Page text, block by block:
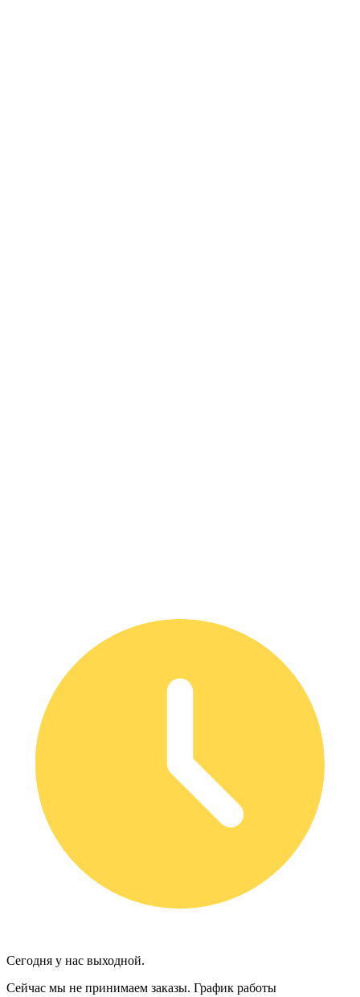
Сегодня у нас выходной.
Сейчас мы не принимаем заказы. График работы